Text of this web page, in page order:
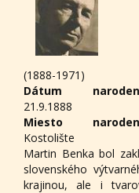
(1888-1971)
Dátum
21.9.1888
Miesto
Kostolište
Martin Benka bol
slovenského
krajinou, ale i